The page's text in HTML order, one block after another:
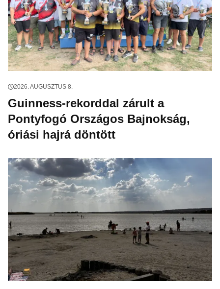
2026. AUGUSZTUS 8.
Guinness-rekorddal zárult a
Pontyfogó Országos Bajnokság,
óriási hajrá döntött